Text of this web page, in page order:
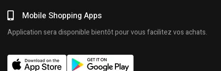
Mobile Shopping Apps
Application sera disponible bientôt pour vous facilitez vos achats.